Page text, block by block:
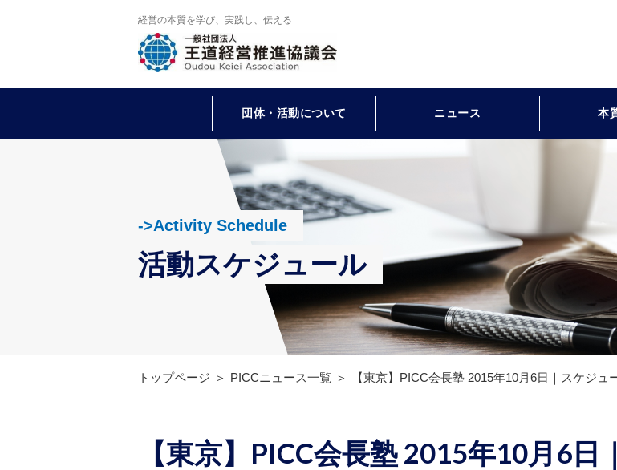
経営の本質を学び、実践し、伝える
団体・活動について ニュース 本
->Activity Schedule
活動スケジュール
トップページ PICCニュース一覧 【東京】PICC会長塾 2015年10月6日｜スケジ
【東京】PICC会長塾 2015年10月6日